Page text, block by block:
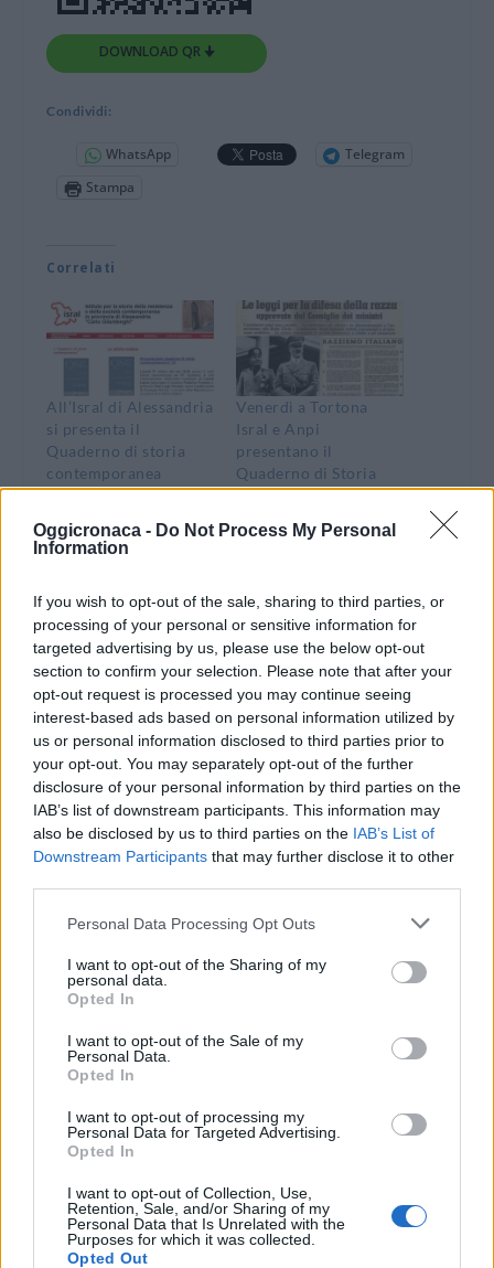
Oggicronaca - Do Not Process My Personal
Information
If you wish to opt-out of the sale, sharing to third parties, or
processing of your personal or sensitive information for
targeted advertising by us, please use the below opt-out
section to confirm your selection. Please note that after your
opt-out request is processed you may continue seeing
interest-based ads based on personal information utilized by
us or personal information disclosed to third parties prior to
your opt-out. You may separately opt-out of the further
disclosure of your personal information by third parties on the
IAB’s list of downstream participants. This information may
also be disclosed by us to third parties on the IAB’s List of
Downstream Participants that may further disclose it to other
Personal Data Processing Opt Outs
I want to opt-out of the Sharing of my
personal data.
Opted In
I want to opt-out of the Sale of my
Personal Data.
Opted In
I want to opt-out of processing my
Personal Data for Targeted Advertising.
Opted In
I want to opt-out of Collection, Use,
Retention, Sale, and/or Sharing of my
Personal Data that Is Unrelated with the
Purposes for which it was collected.
Opted Out
DOWNLOAD QR 🠋
Condividi:
WhatsApp
Telegram
Stampa
Correlati
All’Isral di Alessandria
si presenta il
Quaderno di storia
contemporanea
In "Dove Andare"
Venerdì a Tortona
Isral e Anpi
presentano il
Quaderno di Storia
Contemporanea
cosiddette leggi
22 Novembre 2018
In "Dove Andare"
Ad Alessandria si
presenta un libro per
il Giorno della
Memoria
3 Febbraio 2016
CONDIVIDERE:
VALUTARE: